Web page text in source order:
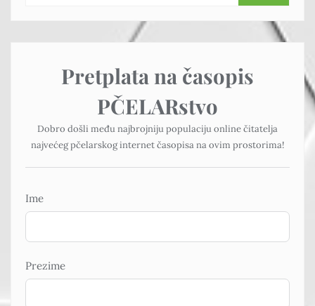
Pretplata na časopis
PČELARstvo
Dobro došli među najbrojniju populaciju online čitatelja
najvećeg pčelarskog internet časopisa na ovim prostorima!
Ime
Prezime